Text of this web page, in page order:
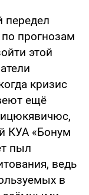
передел
прогнозам
этой
кризис
ещё
КУА «Бонум
пыл
ведь
в